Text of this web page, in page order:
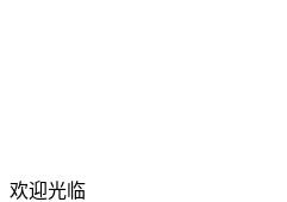
欢迎光临